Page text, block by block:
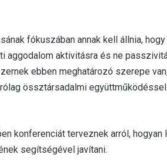
fókuszában annak kell állnia, hogy
aggodalom aktivitásra és ne
ebben meghatározó szerepe
össztársadalmi
konferenciát terveznek arról, hogyan
segítségével javítani.